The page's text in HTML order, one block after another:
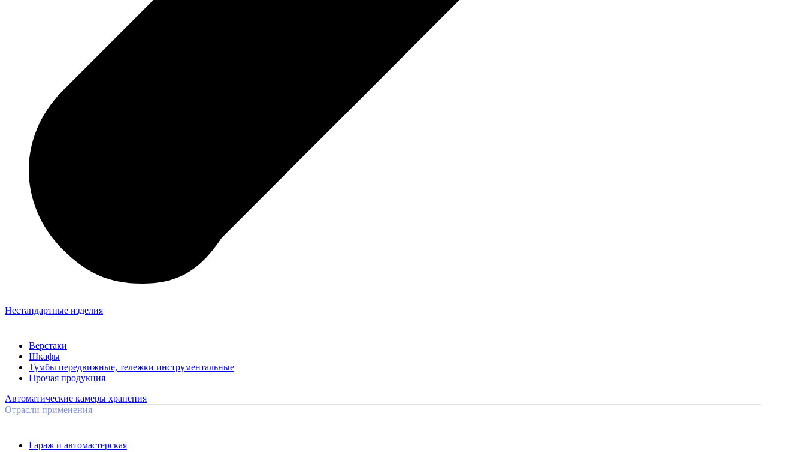
Нестандартные изделия
Верстаки
Шкафы
Тумбы передвижные, тележки инструментальные
Прочая продукция
Автоматические камеры хранения
Отрасли применения
Гараж и автомастерская